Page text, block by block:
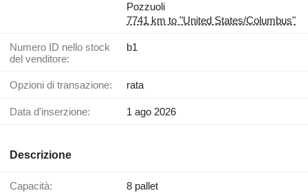
Pozzuoli
7741 km to "United States/Columbus"
Numero ID nello stock
del venditore:
b1
Opzioni di transazione: rata
Data d'inserzione: 1 ago 2026
Descrizione
Capacità: 8 pallet